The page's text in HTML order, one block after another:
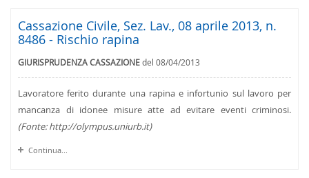
Cassazione Civile, Sez. Lav., 08 aprile 2013, n.
8486 - Rischio rapina
GIURISPRUDENZA CASSAZIONEdel 08/04/2013
Lavoratore ferito durante una rapina e infortunio sul lavoro per
mancanza di idonee misure atte ad evitare eventi criminosi.
(Fonte: http://olympus.uniurb.it)
Continua...